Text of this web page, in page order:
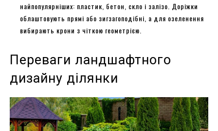
найпопулярніших: пластик, бетон, скло і залізо. Доріжки
облаштовують прямі або зигзагоподібні, а для озеленення
вибирають крони з чіткою геометрією.
Переваги ландшафтного
дизайну ділянки